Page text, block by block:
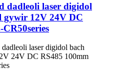
dadleoli laser digidol
gywir 12V 24V DC